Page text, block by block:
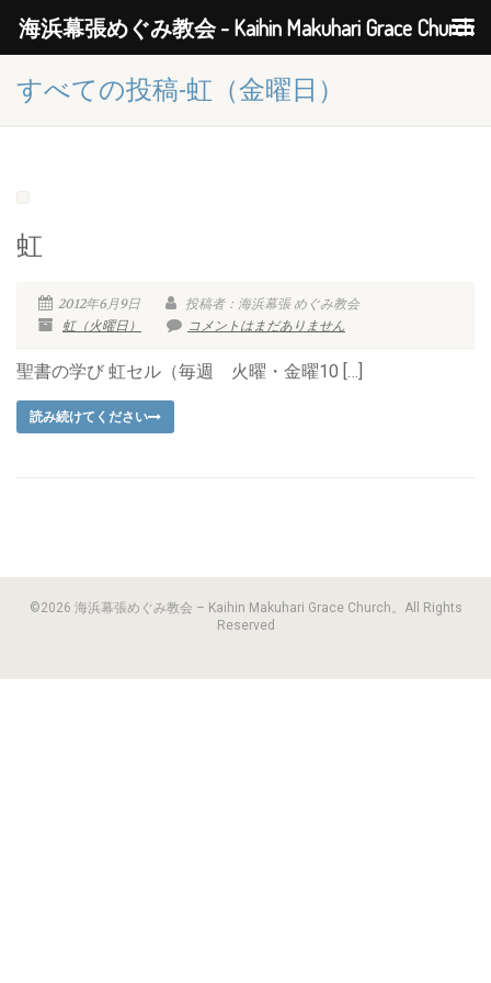
すべての投稿-虹（金曜日）
虹
2012年6月9日
投稿者：海浜幕張 めぐみ教会
虹（火曜日）
コメントはまだありません
聖書の学び 虹セル（毎週 火曜・金曜10 […]
読み続けてください
©2026 海浜幕張めぐみ教会 – Kaihin Makuhari Grace Church。All Rights
Reserved
海浜幕張めぐみ教会 - Kaihin Makuhari Grace Church